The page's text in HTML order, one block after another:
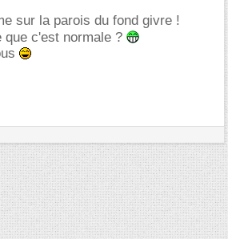
sur la parois du fond givre !
que c'est normale ?